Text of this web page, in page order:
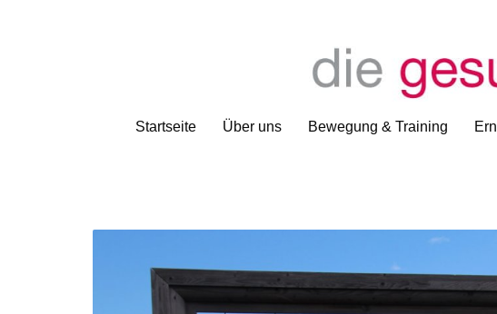
Startseite Über uns Bewegung & Training